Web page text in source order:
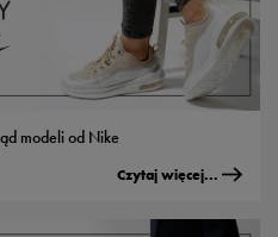
modeli od Nike
Czytaj więcej...